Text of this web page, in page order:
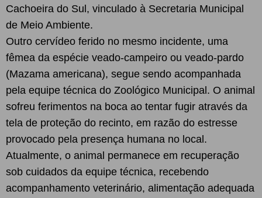
Cachoeira do Sul, vinculado à Secretaria Municipal
de Meio Ambiente.
Outro cervídeo ferido no mesmo incidente, uma
fêmea da espécie veado-campeiro ou veado-pardo
(Mazama americana), segue sendo acompanhada
pela equipe técnica do Zoológico Municipal. O animal
sofreu ferimentos na boca ao tentar fugir através da
tela de proteção do recinto, em razão do estresse
provocado pela presença humana no local.
Atualmente, o animal permanece em recuperação
sob cuidados da equipe técnica, recebendo
acompanhamento veterinário, alimentação adequada